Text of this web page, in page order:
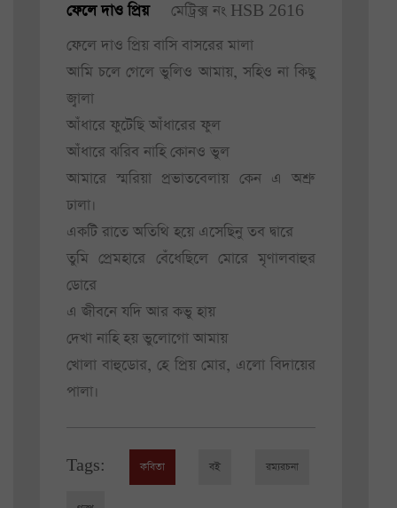
ফেলে দাও প্রিয়মেট্রিক্স নং HSB 2616
ফেলে দাও প্রিয় বাসি বাসরের মালা
আমি চলে গেলে ভুলিও আমায়, সহিও না কিছু
জ্বালা
আঁধারে ফুটেছি আঁধারের ফুল
আঁধারে ঝরিব নাহি কোনও ভুল
আমারে স্মরিয়া প্রভাতবেলায় কেন এ অশ্রু
ঢালা।
একটি রাতে অতিথি হয়ে এসেছিনু তব দ্বারে
তুমি প্রেমহারে বেঁধেছিলে মোরে মৃণালবাহুর
ডোরে
এ জীবনে যদি আর কভু হায়
দেখা নাহি হয় ভুলোগো আমায়
খোলা বাহুডোর, হে প্রিয় মোর, এলো বিদায়ের
পালা।
Tags: কবিতা বই রম্যরচনা